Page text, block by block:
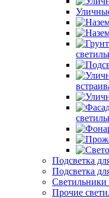
Подсветка
Подсветка
Светильники
Прочие